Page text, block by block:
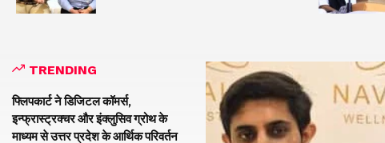
TRENDING
फ्लिपकार्ट ने डिजिटल कॉमर्स,
इन्फ्रास्ट्रक्चर और इंक्लुसिव ग्रोथ के
माध्यम से उत्तर प्रदेश के आर्थिक परिवर्तन